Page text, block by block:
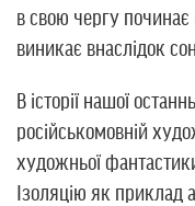
в свою чергу починає
виникає внаслідок
В історії нашої
російськомовній
художньої
Ізоляцію як приклад